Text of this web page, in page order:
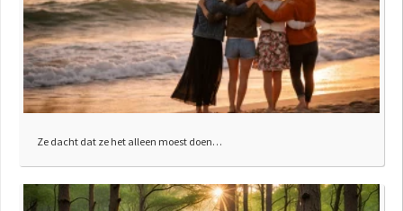
Ze dacht dat ze het alleen moest doen…